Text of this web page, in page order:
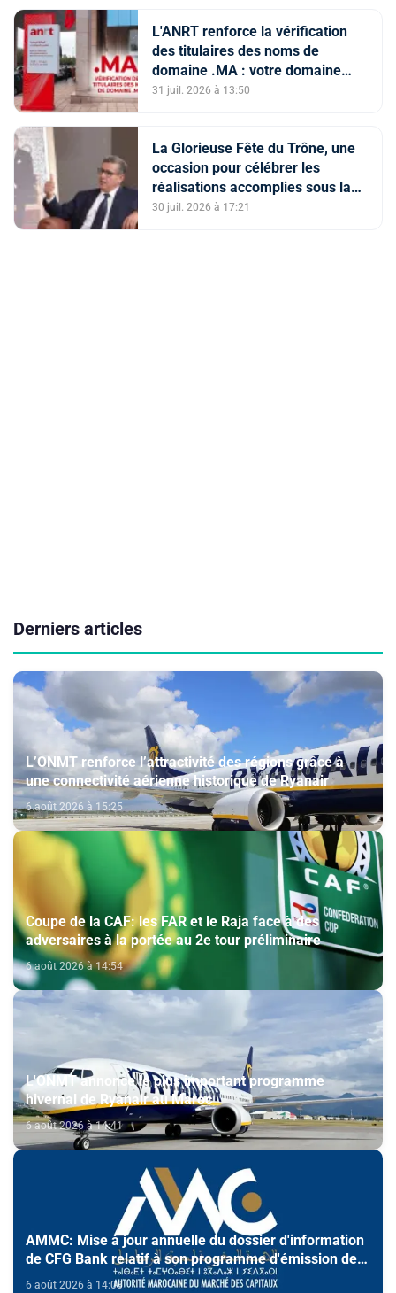
numérique et la diffusion
d'informations trompeuses
(Porte-parole du ministère de
l'Intérieur)
L'ANRT renforce la vérification
des titulaires des noms de
domaine .MA : votre domaine
est-il en ServerHold ?
31 juil. 2026 à 13:50
La Glorieuse Fête du Trône, une
occasion pour célébrer les
réalisations accomplies sous la
conduite de Sa Majesté le Roi (M.
30 juil. 2026 à 17:21
Derniers articles
L’ONMT renforce l’attractivité des régions grâce à
une connectivité aérienne historique de Ryanair
6 août 2026 à 15:25
Coupe de la CAF: les FAR et le Raja face à des
adversaires à la portée au 2e tour préliminaire
6 août 2026 à 14:54
L'ONMT annonce le plus important programme
hivernal de Ryanair au Maroc
6 août 2026 à 14:41
AMMC: Mise à jour annuelle du dossier d'information
de CFG Bank relatif à son programme d'émission de
certificats de dépôt
6 août 2026 à 14:08